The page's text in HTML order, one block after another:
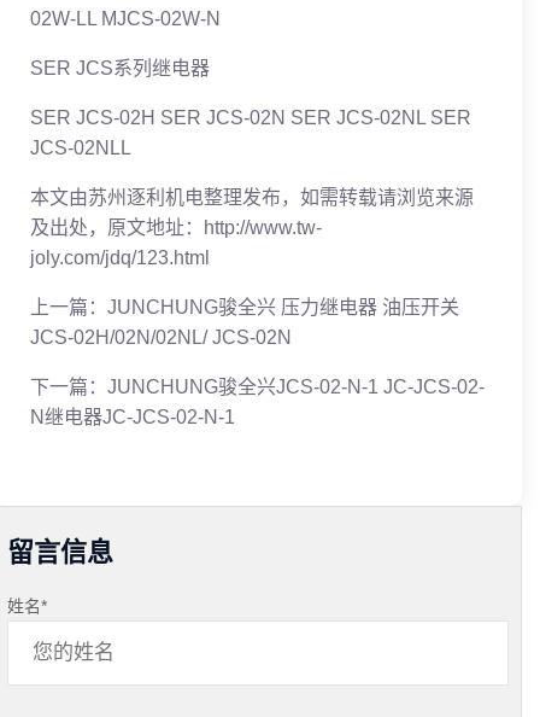
02W-LL MJCS-02W-N
SER JCS系列继电器
SER JCS-02H SER JCS-02N SER JCS-02NL SER
JCS-02NLL
本文由苏州逐利机电整理发布，如需转载请浏览来源
及出处，原文地址：http://www.tw-
joly.com/jdq/123.html
上一篇： JUNCHUNG骏全兴 压力继电器 油压开关
JCS-02H/02N/02NL/ JCS-02N
下一篇： JUNCHUNG骏全兴JCS-02-N-1 JC-JCS-02-
N继电器JC-JCS-02-N-1
留言信息
姓名*